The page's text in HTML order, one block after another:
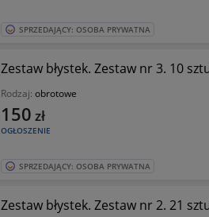
SPRZEDAJĄCY: OSOBA PRYWATNA
Zestaw błystek. Zestaw nr 3. 10
Rodzaj: obrotowe
OGŁOSZENIE
150 zł
SPRZEDAJĄCY: OSOBA PRYWATNA
Zestaw błystek. Zestaw nr 2. 21